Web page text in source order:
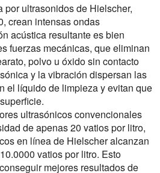
por ultrasonidos de Hielscher,
crean intensas ondas
acústica resultante es bien
fuerzas mecánicas, que eliminan
polvo u óxido sin contacto
y la vibración dispersan las
el líquido de limpieza y evitan que
ultrasónicos convencionales
de apenas 20 vatios por litro,
en línea de Hielscher alcanzan
vatios por litro. Esto
mejores resultados de